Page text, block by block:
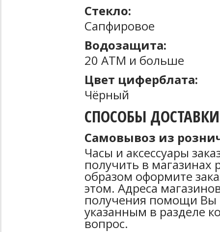
Стекло:
Сапфировое
Водозащита:
20 ATM и больше
Цвет циферблата:
Чёрный
СПОСОБЫ
Самовывоз из
Часы и аксессуары
получить в магазинах
образом оформите
этом. Адреса
получения помощи Вы
указанным в разделе
вопрос.